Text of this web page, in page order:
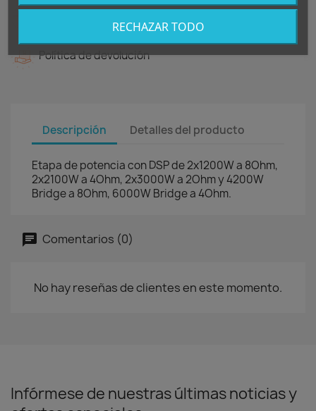
Política de devolución
Descripción Detalles del producto
Etapa de potencia con DSP de 2x1200W a 8Ohm,
2x2100W a 4Ohm, 2x3000W a 2Ohm y 4200W
Bridge a 8Ohm, 6000W Bridge a 4Ohm.
Comentarios (0)
No hay reseñas de clientes en este momento.
Infórmese de nuestras últimas noticias y
RECHAZAR TODO